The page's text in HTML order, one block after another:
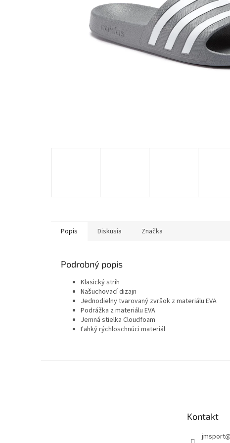
Popis Diskusia Značka
Podrobný popis
Klasický strih
Našuchovací dizajn
Jednodielny tvarovaný zvršok z materiálu EVA
Podrážka z materiálu EVA
Jemná stielka Cloudfoam
Ľahký rýchloschnúci materiál
Kontakt
jmsport@